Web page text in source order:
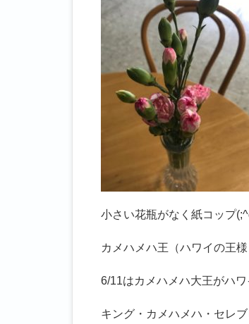
小さい花瓶がなく紙コップ
カメハメハ王（ハワイの王
6/11はカメハメハ大王がハ
キング・カメハメハ・セレ